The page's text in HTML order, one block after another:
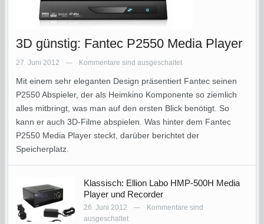
3D günstig: Fantec P2550 Media Player
27. Juni 2012 — Kommentare sind ausgeschaltet
Mit einem sehr eleganten Design präsentiert Fantec seinen
P2550 Abspieler, der als Heimkino Komponente so ziemlich
alles mitbringt, was man auf den ersten Blick benötigt. So
kann er auch 3D-Filme abspielen. Was hinter dem Fantec
P2550 Media Player steckt, darüber berichtet der
Speicherplatz.
Klassisch: Ellion Labo HMP-500H Media
Player und Recorder
26. Juni 2012 —
Kommentare sind
ausgeschaltet